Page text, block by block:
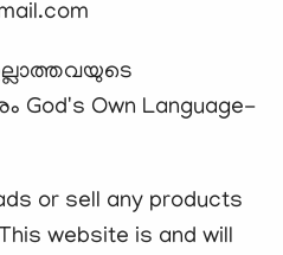
God's Own Language-
or sell any products
website is and will